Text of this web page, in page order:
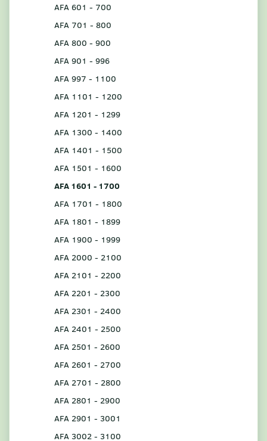
AFA 601 - 700
AFA 701 - 800
AFA 800 - 900
AFA 901 - 996
AFA 997 - 1100
AFA 1101 - 1200
AFA 1201 - 1299
AFA 1300 - 1400
AFA 1401 - 1500
AFA 1501 - 1600
AFA 1601 - 1700
AFA 1701 - 1800
AFA 1801 - 1899
AFA 1900 - 1999
AFA 2000 - 2100
AFA 2101 - 2200
AFA 2201 - 2300
AFA 2301 - 2400
AFA 2401 - 2500
AFA 2501 - 2600
AFA 2601 - 2700
AFA 2701 - 2800
AFA 2801 - 2900
AFA 2901 - 3001
AFA 3002 - 3100